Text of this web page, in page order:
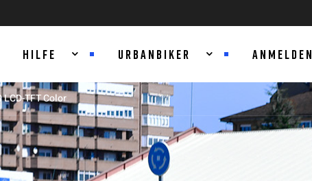
HILFE URBANBIKER ANMELDEN
TFT Color